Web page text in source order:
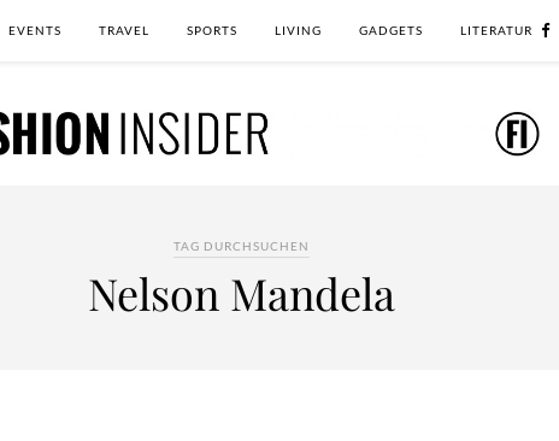
EVENTS TRAVEL SPORTS LIVING GADGETS LITERATUR
TAG DURCHSUCHEN
Nelson Mandela